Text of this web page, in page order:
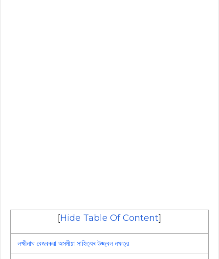
[Hide Table Of Content]
লক্ষ্মীনাথ বেজবৰুৱা অসমীয়া সাহিত্যৰ উজ্জ্বল নক্ষত্র